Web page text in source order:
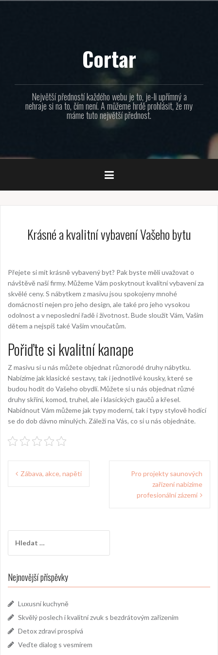
Cortar
Největší předností každého webu je to, je-li upřímný a
nehraje si na to, čím není. A můžeme hrdě prohlásit, že my
máme tuto největší přednost.
Krásné a kvalitní vybavení Vašeho bytu
Přejete si mít krásně vybavený byt? Pak byste měli uvažovat o
návštěvě naší firmy. Můžeme Vám poskytnout kvalitní vybavení za
skvělé ceny. S nábytkem z masivu jsou spokojeny mnohé
domácnosti nejen pro jeho design, ale také pro jeho vysokou
odolnost a v neposlední řadě i životnost. Bude sloužit Vám, Vašim
dětem a nejspíš také Vašim vnoučatům.
Pořiďte si kvalitní kanape
Z masivu si u nás můžete objednat různorodé druhy nábytku.
Nabízíme jak klasické sestavy, tak i jednotlivé kousky, které se
budou hodit do Vašeho obydlí. Můžete si u nás objednat různé
druhy skříní, komod, truhel, ale i klasických gaučů a křesel.
Nabídnout Vám můžeme jak typy moderní, tak i typy stylově hodící
se do dob dávno minulých. Záleží na Vás, co si u nás objednáte.
Navigace
Zábava, akce, napětí
Pro projekty saunových
zařízení nabízíme
profesionální zázemí
Nejnovější příspěvky
Luxusní kuchyně
Skvělý poslech i kvalitní zvuk s bezdrátovým zařízením
Detox zdraví prospívá
Veďte dialog s vesmírem